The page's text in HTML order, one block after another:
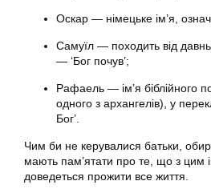
Оскар — німецьке ім’я,
Самуїл — походить від
— ‘Бог почув’;
Рафаель — ім’я біблійного
одного з архангелів), у
Бог’.
Чим би не керувалися батьки,
мають пам’ятати про те, що з цим
доведеться прожити все життя.